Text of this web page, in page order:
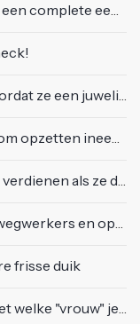
te redden
in Rhenen overvallen
een stuk leuker
vragen goed beantwoorden
mannetje met telefoon
frisse duik
"vrouw" je zoent